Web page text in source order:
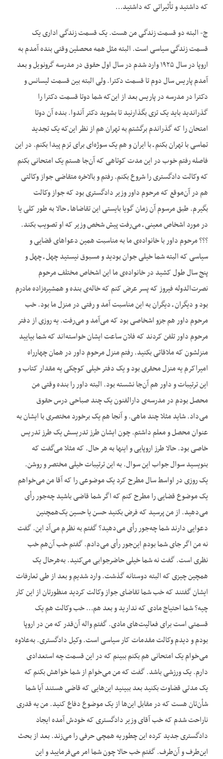
که داشتید و تأثیراتی که داشتید…
ج- البته دو قسمت زندگی من هست. یک قسمت زندگی اداری یک
قسمت زندگی سیاسی است. البته مثل همه محصلین وقتی بنده آمدم به
اروپا در سال ۱۹۲۵ وارد شدم در سال اول حقوق در مدرسه گرونویل و بعد
آمدم پاریس سال دوم تا قسمت دکترا. ولی البته بین قسمت لیسانس و
دکترا در مدرسه در پاریس بعد از این‌که شما دوتا قسمت دکترا را
گذراندید باید یک تزی بگذارنید تا بشوید دکتر آندوا. بنده آن دوتا
امتحان را که گذراندم برگشتم به تهران هم از نظر این‌که یک تجدید
تماسی با تهران بکنم ـ با ایران و هم یک سوژه‌ای برای تزم پیدا بکنم. در این
فاصله رفتم خوب در این مدت کوتاهی که آن‌جا هستم یک امتحانی بکنم
که وکالت دادگستری را شروع بکنم. رفتم و بالاخره متقاضی جواز وکالتی
هم در آن‌موقع که مرحوم داور وزیر دادگستری بود که جواز وکالت
بگیرم. طبق مرسوم آن زمان گویا بایستی این تقاضاها ـ حالا به طور کلی یا
در مورد اشخاص معینی ـ می‌رفت پیش شخص وزیر که او تصویب بکند.
؟؟؟ مرحوم داور با خانواده‌ی ما به مناسبت همین دعواهای قضایی و
سیاسی که البته شما خیلی جوان بودید و مسبوق نیستید چهل ـ چهل و
پنج سال طول کشید در خانواده‌ی ما این اشخاص مختلف مرحوم
نصرت‌الدوله فیروز که پسر عرض کنم که خاله‌ی بنده و همشیره‌زاده مادرم
بود و دیگران ـ دیگران به این مناسبت آمد و رفتی در منزل ما بود. خب
مرحوم داور هم جزو اشخاصی بود که می‌آمد و می‌رفت. یه روزی از دفتر
مرحوم داور تلفن کردند که فلان ساعت ایشان خواسته‌اند که شما بیایید
منزلشون که ملاقاتی بکنید. رفتم منزل مرحوم داور در همان چهارراه
امیراکرم یه منزل محقری بود و یک دفتر خیلی کوچکی یه مقدار کتاب و
این ترتیبات و داور هم آن‌جا نشسته بود. البته داور را بنده وقتی من
محصل بودم در مدرسه‌ی دارالفنون یک چند صباحی درس حقوق
می‌داد. شاید مثلا چند ماهی. و آنجا هم یک برخورد مختصری با ایشان به
عنوان محصل و معلم داشتم. چون ایشان طرز تدریسش یک طرز تدریس
خاصی بود. حالا طرز اروپایی و اینها به هر حال. که مثلا می‌گفت که
بنویسید سوال جواب این سوال. به این ترتیبات خیلی مختصر و روشن.
یک روزی در اواسط سال مطرح کرد یک موضوعی را که آقا من می‌خواهم
یک موضوع قضایی را مطرح کنم که اگر شما قاضی باشید چه‌جور رأی
می‌دهید. از من پرسید که فرض بکنید حسن یا حسین یک‌همچنین
دعوایی دارند شما چه‌جور رأی می‌دهید؟ گفتم به نظرم می‌آد این. گفت
نه من اگر جای شما بودم این‌جور رأی می‌دادم. گفتم خب آن‌هم خب
نظری است. گفت نه شما خیلی حاضرجوابی می‌کنید. به‌هرحال یک
همچین چیزی که البته دوستانه گذشت. وارد شدیم و بعد از طی تعارفات
ایشان گفتند که خب شما تقاضای جواز وکالت کردید منظورتان از این کار
چیه؟ شما احتیاج مادی که ندارید و بعد هم… خب وکالت هم یک
قسمتی است برای فعالیت‌های مادی. گفتم واله آن‌قدر که من در اروپا
بودم و دیدم وکالت مقدمات کار سیاسی است. وکیل دادگستری. به‌علاوه
می‌خوام یک امتحانی هم بکنم ببینم که در این قسمت چه استعدادی
دارم. یک ورزشی باشد. گفت که من می‌خوام از شما خواهش بکنم که
یک مدتی قضاوت بکنید بعد ببینید این‌هایی که قاضی هستند آیا شما
شأن‌تان هست که در مقابل این‌ها از یک موضوع دفاع کنید. من یه قدری
ناراحت شدم که خب آقای وزیر دادگستری که خودش آمده ایجاد
دادگستری جدید کرده این چطوریه همچی حرفی را می‌زند. بعد از بحث
این‌طرف و آن‌طرف. گفتم خب حالا چون شما امر می‌فرمایید و این